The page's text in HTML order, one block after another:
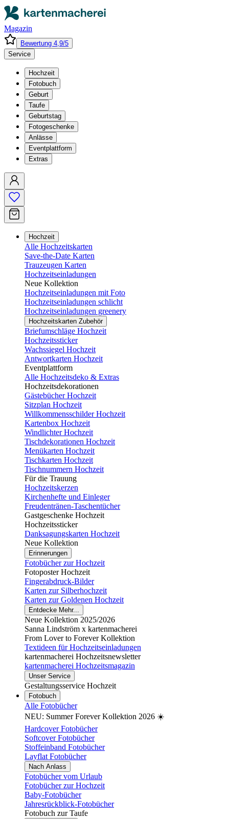
Magazin
Bewertung 4,9/5
Service
Hochzeit
Fotobuch
Geburt
Taufe
Geburtstag
Fotogeschenke
Anlässe
Eventplattform
Extras
Hochzeit
Alle Hochzeitskarten
Save-the-Date Karten
Trauzeugen Karten
Hochzeitseinladungen
Neue Kollektion
Hochzeitseinladungen mit Foto
Hochzeitseinladungen schlicht
Hochzeitseinladungen greenery
Hochzeitskarten Zubehör
Briefumschläge Hochzeit
Hochzeitssticker
Wachssiegel Hochzeit
Antwortkarten Hochzeit
Eventplattform
Alle Hochzeitsdeko & Extras
Hochzeitsdekorationen
Gästebücher Hochzeit
Sitzplan Hochzeit
Willkommensschilder Hochzeit
Kartenbox Hochzeit
Windlichter Hochzeit
Tischdekorationen Hochzeit
Menükarten Hochzeit
Tischkarten Hochzeit
Tischnummern Hochzeit
Für die Trauung
Hochzeitskerzen
Kirchenhefte und Einleger
Freudentränen-Taschentücher
Gastgeschenke Hochzeit
Hochzeitssticker
Danksagungskarten Hochzeit
Neue Kollektion
Erinnerungen
Fotobücher zur Hochzeit
Fotoposter Hochzeit
Fingerabdruck-Bilder
Karten zur Silberhochzeit
Karten zur Goldenen Hochzeit
Entdecke Mehr...
Neue Kollektion 2025/2026
Sanna Lindström x kartenmacherei
From Lover to Forever Kollektion
Textideen für Hochzeitseinladungen
kartenmacherei Hochzeitsnewsletter
kartenmacherei Hochzeitsmagazin
Unser Service
Gestaltungsservice Hochzeit
Fotobuch
Alle Fotobücher
NEU: Summer Forever Kollektion 2026 ☀️
Hardcover Fotobücher
Softcover Fotobücher
Stoffeinband Fotobücher
Layflat Fotobücher
Nach Anlass
Fotobücher vom Urlaub
Fotobücher zur Hochzeit
Baby-Fotobücher
Jahresrückblick-Fotobücher
Fotobuch zur Taufe